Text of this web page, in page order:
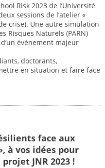
Risk 2023 de l’Université
sessions de l’atelier «
crise). Une autre simulation
Risques Naturels (PARN)
évènement majeur
doctorants,
en situation et faire face
face aux
à vos idées pour
JNR 2023 !